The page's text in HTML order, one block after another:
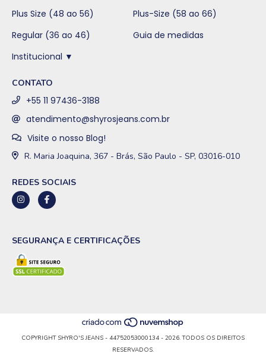
Plus Size (48 ao 56)
Plus-Size (58 ao 66)
Regular (36 ao 46)
Guia de medidas
Institucional ▼
CONTATO
+55 11 97436-3188
atendimento@shyrosjeans.com.br
Visite o nosso Blog!
R. Maria Joaquina, 367 - Brás, São Paulo - SP, 03016-010
REDES SOCIAIS
SEGURANÇA E CERTIFICAÇÕES
COPYRIGHT SHYRO'S JEANS - 44752053000134 - 2026. TODOS OS DIREITOS
RESERVADOS.